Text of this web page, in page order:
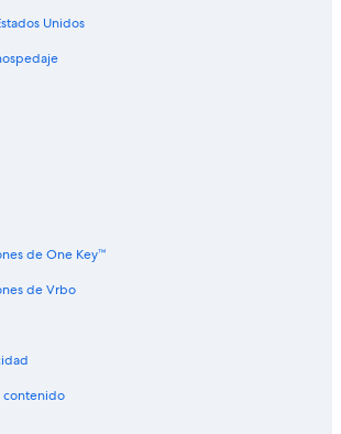
Vatry
Ay
en-Champagne
en-Champagne
mascotas en Châlons-en-Champagne
Champagne
en Montmort-Lucy
Lucy
Unidos
de One Key™
de Vrbo
contenido